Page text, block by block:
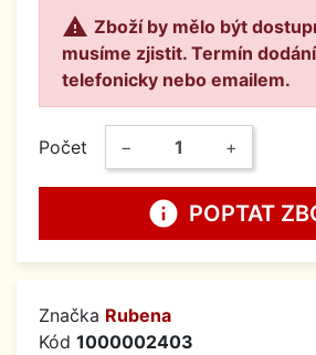
 Zboží by mělo být
musíme zjistit. Termín
telefonicky nebo emailem.
Počet − +
info POPTAT
Značka Rubena
Kód 1000002403